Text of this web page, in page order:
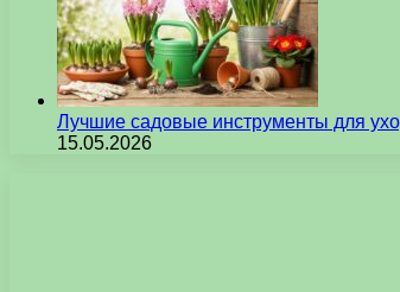
Лучшие садовые инструменты для
15.05.2026